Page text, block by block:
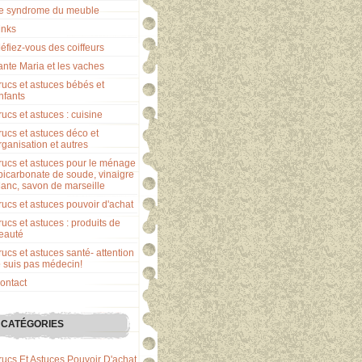
syndrome du meuble
vous des coiffeurs
Maria et les vaches
et astuces bébés et
et astuces : cuisine
et astuces déco et
et autres
et astuces pour le ménage
de soude, vinaigre
savon de marseille
et astuces pouvoir d'achat
et astuces : produits de
et astuces santé- attention
suis pas médecin!
CATÉGORIES
Et Astuces Pouvoir D'achat